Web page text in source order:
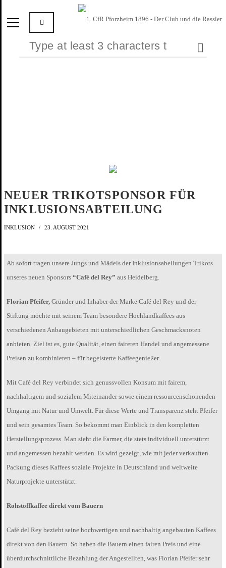
NEUER TRIKOTSPONSOR FÜR
INKLUSIONSABTEILUNG
INKLUSION 23. AUGUST 2021
Ab sofort tragen unsere Jungs und Mädels der Inklusionsabeilungen Trikots
unseres neuen Sponsors “Café del Rey” aus Heidelberg.
Florian Pfeifer, Gründer und Inhaber der Marke Café del Rey und der
Stiftung möchte mit seinem Team besondere Hochlandkaffees aus
verschiedenen Anbaugebieten mit unterschiedlichen Geschmacksnoten
anbieten. Ziel ist es, gute Qualität, einen faireren Handel und angemessene
Preisen zu kombinieren – für begeisterte Kaffeegenießer.
Mit Café del Rey verbindet sich genussvollen Konsum mit fairem,
nachhaltigem und sozialem Miteinander sowie einem ressourcenschonenden
Umgang mit Natur und Umwelt. Für diese Werte und Transparenz steht Pfeifer
und sein gesamtes Team. So bekommt man Einblick in den kompletten
Herstellungsprozess. Man sieht die Farmer, die stets individuell unterstützt
und angemessen bezahlt werden. Es wird gezeigt, wie mit jeder verkauften
Packung dieses Kaffees soziale Projekte in Deutschland und weltweite
Naturprojekte unterstützt.
Rohstoffkaffee direkt vom Bauern
Café del Rey bezieht seine hochwertigen und nachhaltig angebauten Kaffees
direkt von den Bauern. So haben die Bauern einen fairen Preis und eine
überdurchschnittliche Bezahlung der Angestellten, was Florian Pfeifer sehr